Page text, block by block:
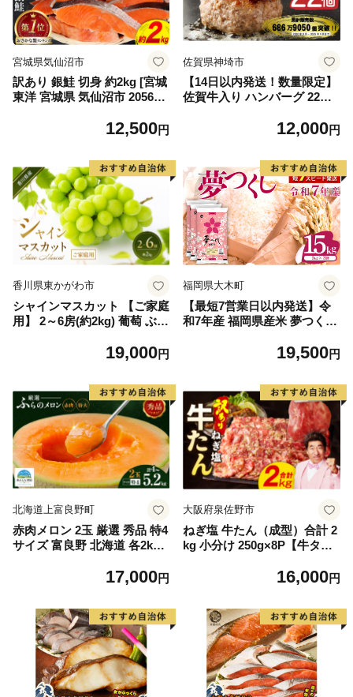
宮城県気仙沼市
訳あり 銀鮭 切身 約2kg [宮城
東洋 宮城県 気仙沼市 205649
格外 不揃い さけ サケ 鮭切身
切り身 魚 わけあり
12,500円
佐賀県神埼市
【14日以内発送！数量限定】
佐賀牛入り ハンバーグ 22個
毛和牛 ブランド牛 九州 ハン
(H083106)
12,000円
香川県東かがわ市
シャインマスカット 【ご家庭
用】 2～6房(約2kg) 葡萄 ぶど
もの 果実 旬の果物 旬のフル
19,000円
福岡県大木町
【最短7営業日以内発送】令
和7年産 福岡県産米 夢つくし
19,500円
北海道上富良野町
赤肉メロン 2玉 厳選 秀品 特4
サイズ 富良野 北海道 各2kg
富良野 メロン めろん 果物 く
17,000円
大阪府泉佐野市
ねぎ塩 牛たん（成型）合計 2
kg 小分け 250g×8P【牛タン
16,000円